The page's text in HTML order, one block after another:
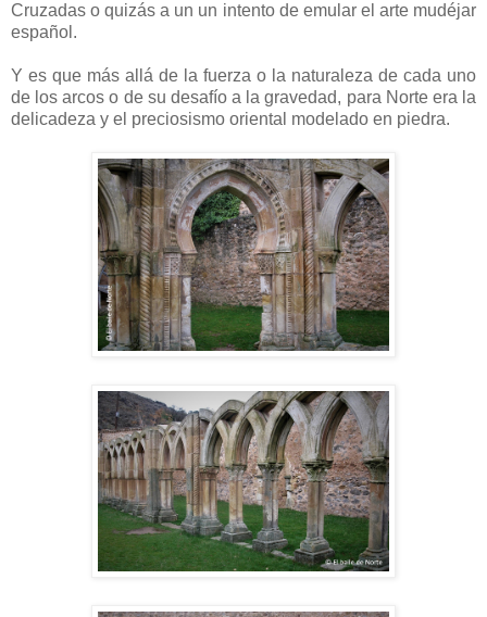
Cruzadas o quizás a un un intento de emular el arte mudéjar
español.
Y es que más allá de la fuerza o la naturaleza de cada uno
de los arcos o de su desafío a la gravedad, para Norte era la
delicadeza y el preciosismo oriental modelado en piedra.